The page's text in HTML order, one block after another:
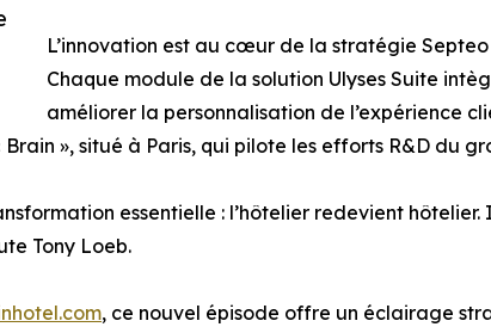
L’innovation est au cœur de la stratégie
Chaque module de la solution Ulyses Suite
améliorer la personnalisation de l’expérience
», situé à Paris, qui pilote les efforts R&D du
essentielle : l’hôtelier redevient
Tony Loeb.
, ce nouvel épisode offre un éclairage